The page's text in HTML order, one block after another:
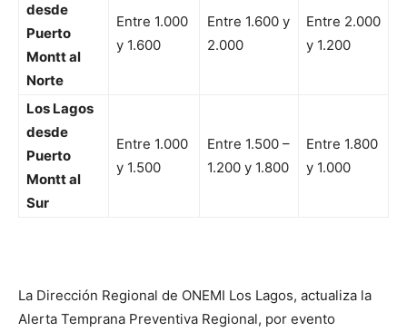
desde
Puerto
Montt al
Norte
Entre 1.000
y 1.600
Entre 1.600 y
2.000
Entre 2.000
y 1.200
Los Lagos
desde
Puerto
Montt al
Sur
Entre 1.000
y 1.500
Entre 1.500 –
1.200 y 1.800
Entre 1.800
y 1.000
La Dirección Regional de ONEMI Los Lagos, actualiza la
Alerta Temprana Preventiva Regional, por evento